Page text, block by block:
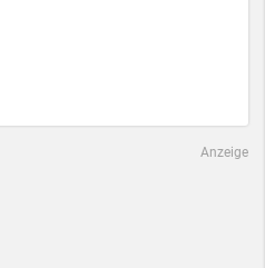
Anzeige